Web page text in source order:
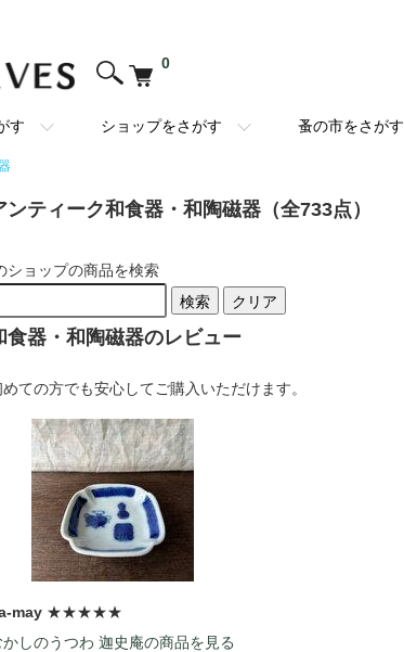
0
す ショップをさがす 蚤の市をさがす
ンティーク和食器・和陶磁器（全733点）
ショップの商品を検索
検索
クリア
食器・和陶磁器のレビュー
めての方でも安心してご購入いただけます。
may ★★★★★
かしのうつわ 迦史庵の商品を見る